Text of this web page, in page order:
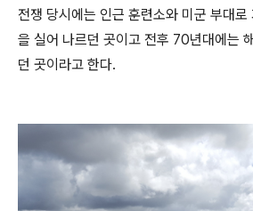
전쟁 당시에는 인근 훈련소와 미군 부대로
을 실어 나르던 곳이고 전후 70년대에는
던 곳이라고 한다.